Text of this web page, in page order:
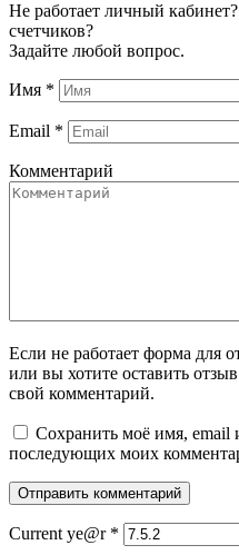
Не работает личный
счетчиков?
Задайте любой вопрос.
Имя *
Email *
Комментарий
Если не работает форма для
или вы хотите оставить
свой комментарий.
Сохранить моё имя, email
последующих моих
Current ye@r *